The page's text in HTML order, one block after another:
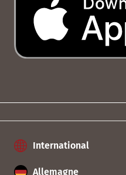
International
Allemagne